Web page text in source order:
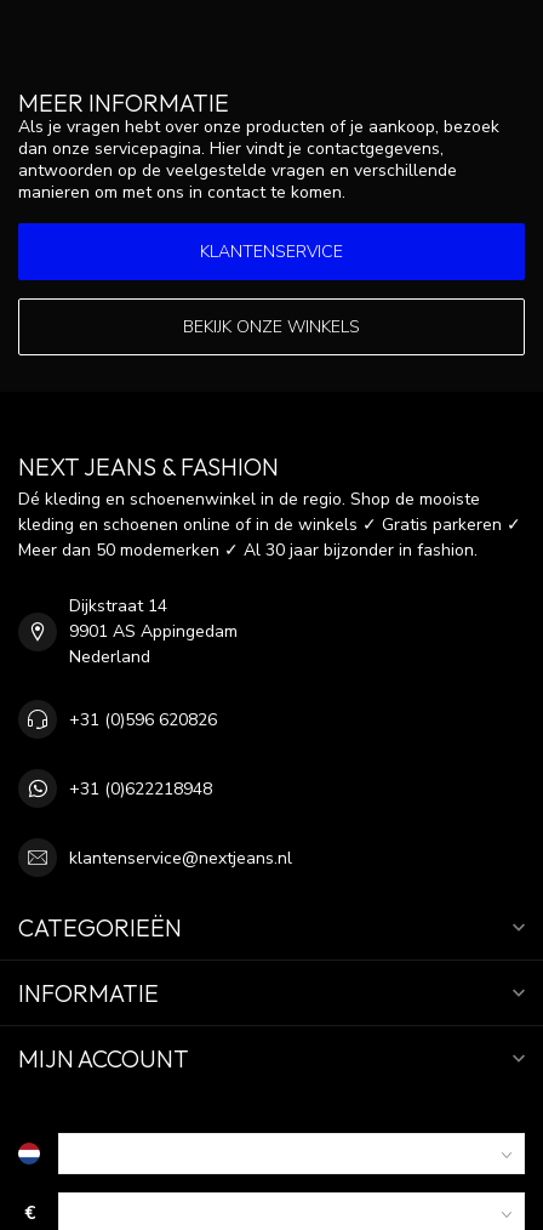
MEER INFORMATIE
Als je vragen hebt over onze producten of je aankoop, bezoek
dan onze servicepagina. Hier vindt je contactgegevens,
antwoorden op de veelgestelde vragen en verschillende
manieren om met ons in contact te komen.
KLANTENSERVICE
BEKIJK ONZE WINKELS
NEXT JEANS & FASHION
Dé kleding en schoenenwinkel in de regio. Shop de mooiste
kleding en schoenen online of in de winkels ✓ Gratis parkeren ✓
Meer dan 50 modemerken ✓ Al 30 jaar bijzonder in fashion.
Dijkstraat 14
9901 AS Appingedam
Nederland
+31 (0)596 620826
+31 (0)622218948
klantenservice@nextjeans.nl
CATEGORIEËN
INFORMATIE
MIJN ACCOUNT
€